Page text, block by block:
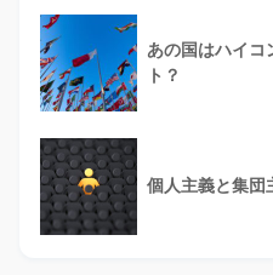
あの国はハイコ
ト？
個人主義と集団